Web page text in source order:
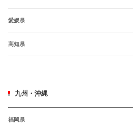
愛媛県
高知県
九州・沖縄
福岡県